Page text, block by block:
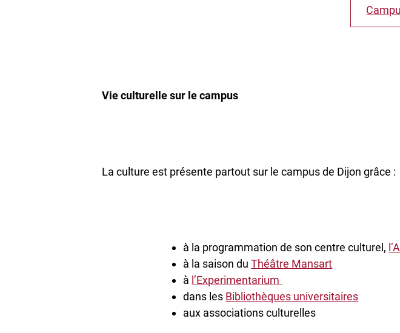
Vie culturelle sur le campus
La culture est présente partout sur le campus de Dijon grâce :
à la programmation de son centre culturel,
à la saison duThéâtre Mansart
à l’Experimentarium
dans les Bibliothèques universitaires
aux associations culturelles